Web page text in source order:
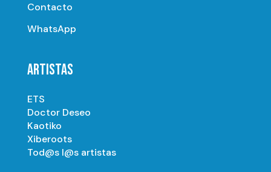
Contacto
WhatsApp
ARTISTAS
ETS
Doctor Deseo
Kaotiko
Xiberoots
Tod@s l@s artistas